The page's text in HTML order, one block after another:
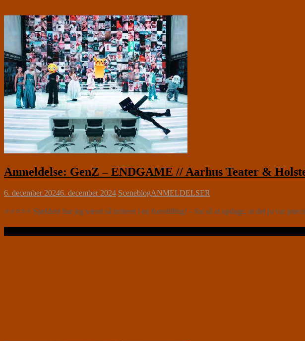
Anmeldelse: GenZ – ENDGAME // Aarhus Teater &
6. december 20246. december 2024 SceneblogANMELDELSER
⭐⭐⭐⭐⭐ Sjældent har jeg været så irriteret i en forestilling! – for så at opdage, at det jo var